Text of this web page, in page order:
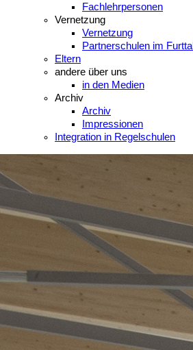
Fachlehrpersonen
Vernetzung
Vernetzung
Partnerschulen im Furttal
Eltern
andere über uns
in den Medien
Archiv
Archiv
Impressionen
Integration in Regelschulen